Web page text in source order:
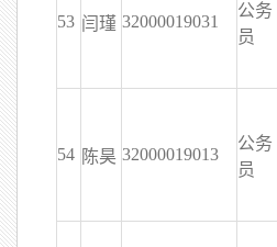
53 闫瑾 32000019031
公务
员
54 陈昊 32000019013
公务
员